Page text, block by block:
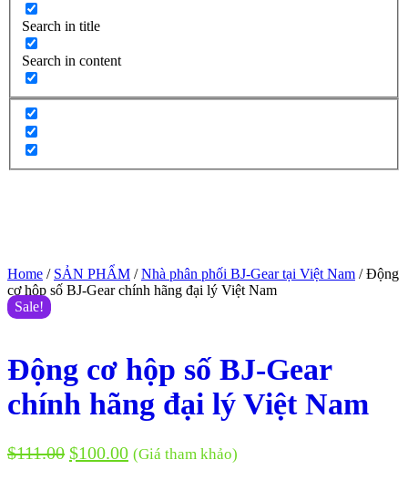
Search in title
Search in content
Home / SẢN PHẨM /Nhà phân phối BJ-Gear tại Việt Nam / Động
cơ hộp số BJ-Gear chính hãng đại lý Việt Nam
Sale!
Động cơ hộp số BJ-Gear
chính hãng đại lý Việt Nam
$111.00 $100.00 (Giá tham khảo)